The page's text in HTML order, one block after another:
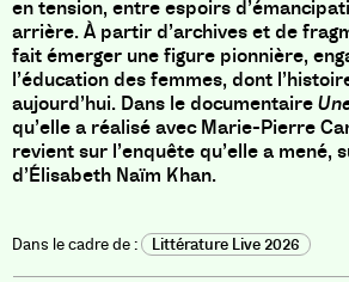
en tension, entre espoirs
arrière. À partir d’archives et de
fait émerger une figure pionnière,
l’éducation des femmes, dont
aujourd’hui. Dans le documentaire
qu’elle a réalisé avec Marie-Pierre
revient sur l’enquête qu’elle a mené,
d’Élisabeth Naïm Khan.
Littérature Live 2026